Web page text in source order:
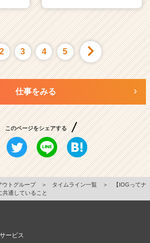
2 3 4 5
仕事をみる
このページをシェアする
ウトグループ ＞ タイムライン一覧 ＞
【IOGってナ
共通していること
ービス